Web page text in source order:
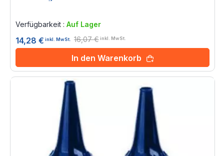
Verfügbarkeit : Auf Lager
14,28 € inkl. MwSt. 16,07 €inkl. MwSt.
In den Warenkorb